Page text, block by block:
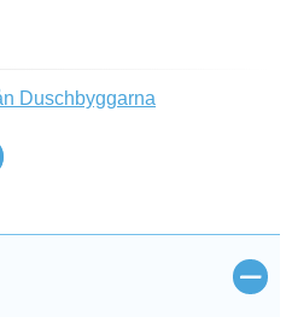
Duschbyggarna
Stäng